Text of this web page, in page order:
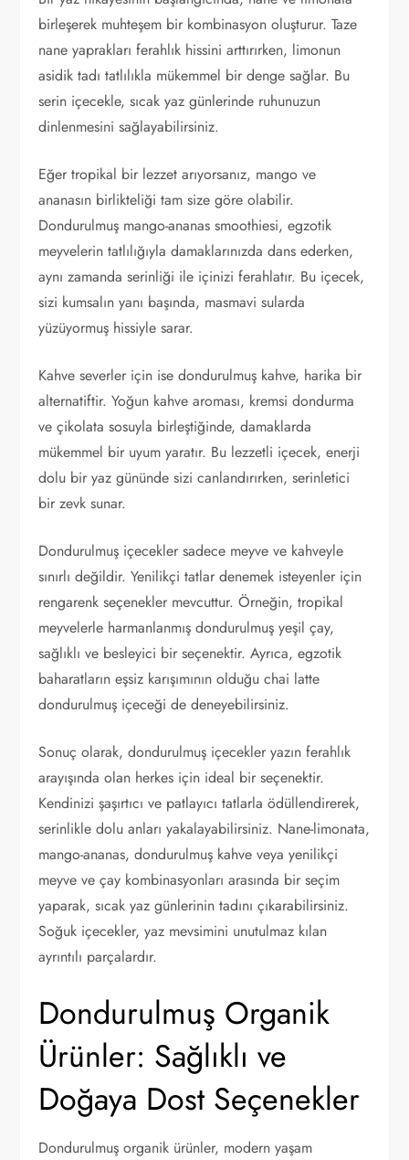
birleşerek muhteşem bir kombinasyon oluşturur. Taze
nane yaprakları ferahlık hissini arttırırken, limonun
asidik tadı tatlılıkla mükemmel bir denge sağlar. Bu
serin içecekle, sıcak yaz günlerinde ruhunuzun
dinlenmesini sağlayabilirsiniz.
Eğer tropikal bir lezzet arıyorsanız, mango ve
ananasın birlikteliği tam size göre olabilir.
Dondurulmuş mango-ananas smoothiesi, egzotik
meyvelerin tatlılığıyla damaklarınızda dans ederken,
aynı zamanda serinliği ile içinizi ferahlatır. Bu içecek,
sizi kumsalın yanı başında, masmavi sularda
yüzüyormuş hissiyle sarar.
Kahve severler için ise dondurulmuş kahve, harika bir
alternatiftir. Yoğun kahve aroması, kremsi dondurma
ve çikolata sosuyla birleştiğinde, damaklarda
mükemmel bir uyum yaratır. Bu lezzetli içecek, enerji
dolu bir yaz gününde sizi canlandırırken, serinletici
bir zevk sunar.
Dondurulmuş içecekler sadece meyve ve kahveyle
sınırlı değildir. Yenilikçi tatlar denemek isteyenler için
rengarenk seçenekler mevcuttur. Örneğin, tropikal
meyvelerle harmanlanmış dondurulmuş yeşil çay,
sağlıklı ve besleyici bir seçenektir. Ayrıca, egzotik
baharatların eşsiz karışımının olduğu chai latte
dondurulmuş içeceği de deneyebilirsiniz.
Sonuç olarak, dondurulmuş içecekler yazın ferahlık
arayışında olan herkes için ideal bir seçenektir.
Kendinizi şaşırtıcı ve patlayıcı tatlarla ödüllendirerek,
serinlikle dolu anları yakalayabilirsiniz. Nane-limonata,
mango-ananas, dondurulmuş kahve veya yenilikçi
meyve ve çay kombinasyonları arasında bir seçim
yaparak, sıcak yaz günlerinin tadını çıkarabilirsiniz.
Soğuk içecekler, yaz mevsimini unutulmaz kılan
ayrıntılı parçalardır.
Dondurulmuş Organik
Ürünler: Sağlıklı ve
Doğaya Dost Seçenekler
Dondurulmuş organik ürünler, modern yaşam